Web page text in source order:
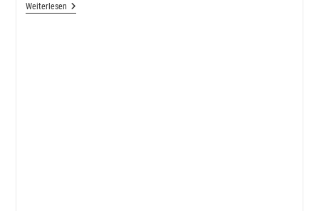
WeiterlesenAuf